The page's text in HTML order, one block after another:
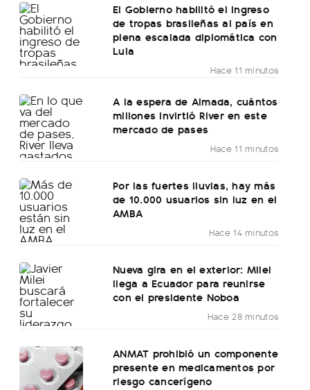
El Gobierno habilitó el ingreso
de tropas brasileñas al país en
plena escalada diplomática con
Lula
Hace 11 minutos
A la espera de Almada, cuántos
millones invirtió River en este
mercado de pases
Hace 11 minutos
Por las fuertes lluvias, hay más
de 10.000 usuarios sin luz en el
AMBA
Hace 14 minutos
Nueva gira en el exterior: Milei
llega a Ecuador para reunirse
con el presidente Noboa
Hace 28 minutos
ANMAT prohibió un componente
presente en medicamentos por
riesgo cancerígeno